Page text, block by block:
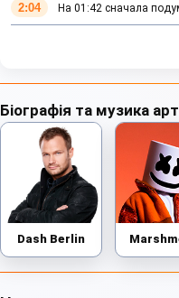
2:04 На 01:42 сначала
Біографія та музика
Dash Berlin